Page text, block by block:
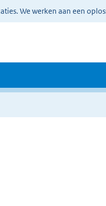
We werken aan een